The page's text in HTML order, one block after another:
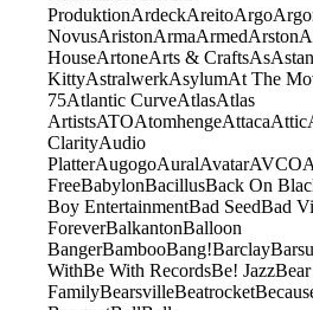
ProduktionArdeckAreitoArgo
NovusAristonArmaArmedArston
HouseArtoneArts & CraftsAsAstan
KittyAstralwerkAsylumAt The
75Atlantic CurveAtlasAtlas
ArtistsATOAtomhengeAttacaAttic
ClarityAudio
PlatterAugogoAuralAvatarAVCO
FreeBabylonBacillusBack On
Boy EntertainmentBad SeedBad
ForeverBalkantonBalloon
BangerBambooBang!Barclay
WithBe With RecordsBe! JazzBear
FamilyBearsvilleBeatrocket